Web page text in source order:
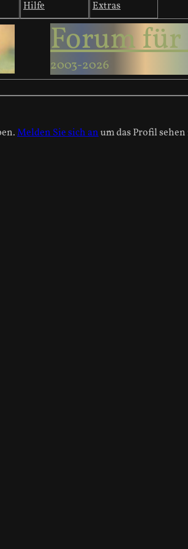
Hilfe Extras
Forum
2003-2026
Melden Sie sich anum das Profil